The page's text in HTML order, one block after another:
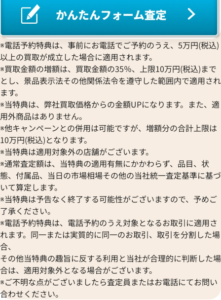
ワ行
※電話予約特典は、事前にお電話でご予約のうえ、5万円(税込)
以上の買取が成立した場合に適用されます。
※買取金額の増額は、買取金額の35％、上限10万円(税込)まで
とし、景品表示法その他関係法令を遵守した範囲内で適用され
ます。
※当特典は、弊社買取価格からの金額UPになります。また、適
用外商品はありません。
※他キャンペーンとの併用は可能ですが、増額分の合計上限は
10万円(税込)となります。
※当特典は適用対象外の店舗がございます。
※通常査定額は、当特典の適用有無にかかわらず、品目、状
態、付属品、当日の市場相場その他の当社統一査定基準に基づ
いて算定します。
※当特典は予告なく終了する可能性がございますので、予めご
了承ください。
※電話予約特典は、電話予約のうえ対象となるお取引に適用さ
れます。同一または実質的に同一のお取引、取引を分割した場
合、
その他当特典の趣旨に反する利用と当社が合理的に判断した場
合は、適用対象外となる場合がございます。
※ご不明な点がございましたら査定員またはお電話にてお問い
合わせください。